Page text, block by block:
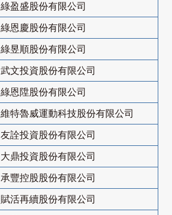
綠盈盛股份有限公司
綠恩慶股份有限公司
綠昱順股份有限公司
武文投資股份有限公司
綠恩陞股份有限公司
維特魯威運動科技股份有限公司
友詮投資股份有限公司
大鼎投資股份有限公司
承豐控股股份有限公司
賦活再續股份有限公司